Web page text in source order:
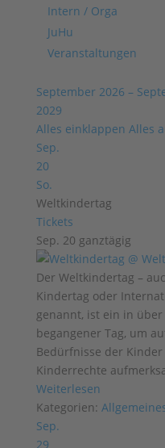
Intern / Orga
JuHu
Veranstaltungen
September 2026 –
2029
Alles einklappen Alles
Sep.
20
So.
Weltkindertag
Tickets
Sep. 20 ganztägig
Der Weltkindertag –
Kindertag oder
genannt, ist ein in
begangener Tag, um
Bedürfnisse der
Kinderrechte
Weiterlesen
Kategorien:
Sep.
29